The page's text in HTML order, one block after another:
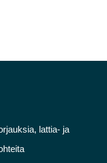
lattia- ja